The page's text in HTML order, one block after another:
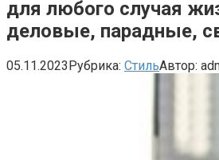
для любого случая
деловые, парадные,
05.11.2023Рубрика: СтильАвтор: